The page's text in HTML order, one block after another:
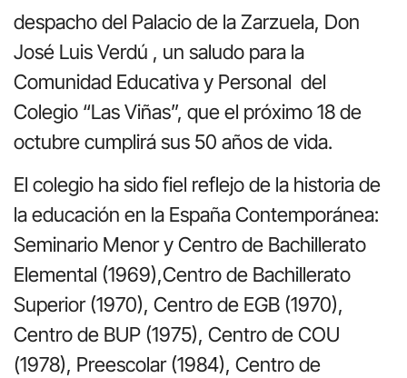
despacho del Palacio de la Zarzuela, Don
José Luis Verdú , un saludo para la
Comunidad Educativa y Personal del
Colegio “Las Viñas”, que el próximo 18 de
octubre cumplirá sus 50 años de vida.
El colegio ha sido fiel reflejo de la historia de
la educación en la España Contemporánea:
Seminario Menor y Centro de Bachillerato
Elemental (1969),Centro de Bachillerato
Superior (1970), Centro de EGB (1970),
Centro de BUP (1975), Centro de COU
(1978), Preescolar (1984), Centro de